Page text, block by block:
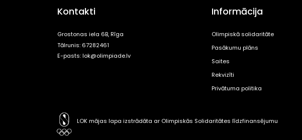
Kontakti
Grostonas iela 6B, Rīga
Tālrunis: 67282461
E-pasts:lok@olimpiade.lv
Informācija
Olimpiskā solidaritāte
Pasākumu plāns
Saites
Rekvizīti
Privātuma politika
LOK mājas lapa izstrādāta ar Olimpiskās Solidaritātes līdzfinansējumu